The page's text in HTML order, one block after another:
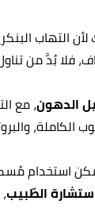
لأن التهاب
فلا بُدَّ من
الدهون، مع
الكاملة،
استخدام
الطّبيب